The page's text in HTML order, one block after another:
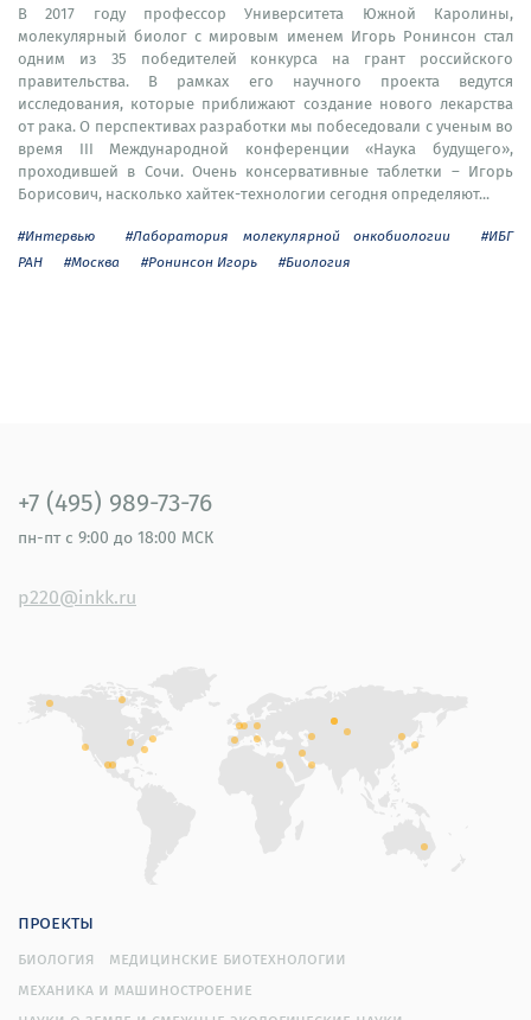
В 2017 году профессор Университета Южной Каролины,
молекулярный биолог с мировым именем Игорь Ронинсон стал
одним из 35 победителей конкурса на грант российского
правительства. В рамках его научного проекта ведутся
исследования, которые приближают создание нового лекарства
от рака. О перспективах разработки мы побеседовали с ученым во
время III Международной конференции «Наука будущего»,
проходившей в Сочи. Очень консервативные таблетки – Игорь
Борисович, насколько хайтек-технологии сегодня определяют...
#Интервью #Лаборатория молекулярной онкобиологии
#ИБГ
РАН
#Москва #Ронинсон Игорь #Биология
+7 (495) 989-73-76
пн-пт с 9:00 до 18:00 МСК
p220@inkk.ru
проекты
биология
медицинские биотехнологии
механика и машиностроение